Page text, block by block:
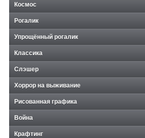
Космос
Рогалик
Упрощённый рогалик
Классика
Слэшер
Хоррор на выживание
Рисованная графика
Война
Крафтинг